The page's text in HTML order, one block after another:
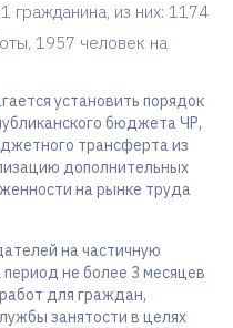
гражданина, из них: 1174
1957 человек на
установить порядок
бюджета ЧР,
трансферта из
дополнительных
на рынке труда
на частичную
не более 3 месяцев
для граждан,
занятости в целях